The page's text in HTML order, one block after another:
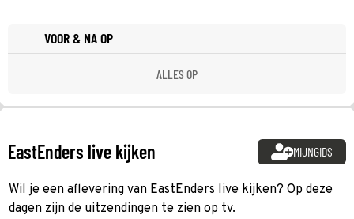
VOOR & NA OP
ALLES OP
EastEnders live kijken MIJNGIDS
Wil je een aflevering van EastEnders live kijken? Op deze
dagen zijn de uitzendingen te zien op tv.